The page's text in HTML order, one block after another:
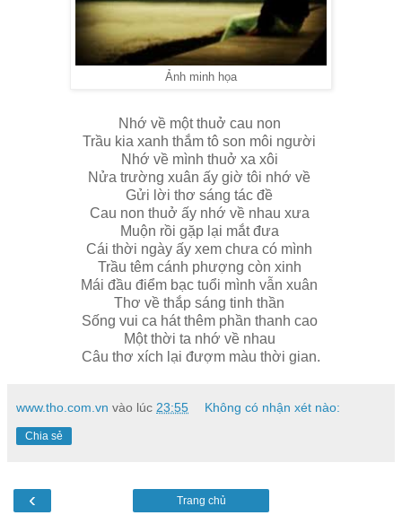
Ảnh minh họa
Nhớ về một thuở cau non
Trầu kia xanh thắm tô son môi người
Nhớ về mình thuở xa xôi
Nửa trường xuân ấy giờ tôi nhớ về
Gửi lời thơ sáng tác đề
Cau non thuở ấy nhớ về nhau xưa
Muộn rồi gặp lại mắt đưa
Cái thời ngày ấy xem chưa có mình
Trầu têm cánh phượng còn xinh
Mái đầu điểm bạc tuổi mình vẫn xuân
Thơ về thắp sáng tinh thần
Sống vui ca hát thêm phần thanh cao
Một thời ta nhớ về nhau
Câu thơ xích lại đượm màu thời gian.
www.tho.com.vn vào lúc 23:55 Không có nhận xét nào:
Chia sẻ
‹ Trang chủ